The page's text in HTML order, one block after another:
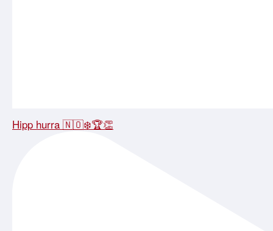
Hipp hurra 🇳🇴❄️🏆👏